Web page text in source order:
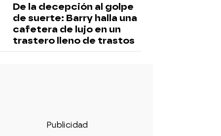
De la decepción al golpe
de suerte: Barry halla una
cafetera de lujo en un
trastero lleno de trastos